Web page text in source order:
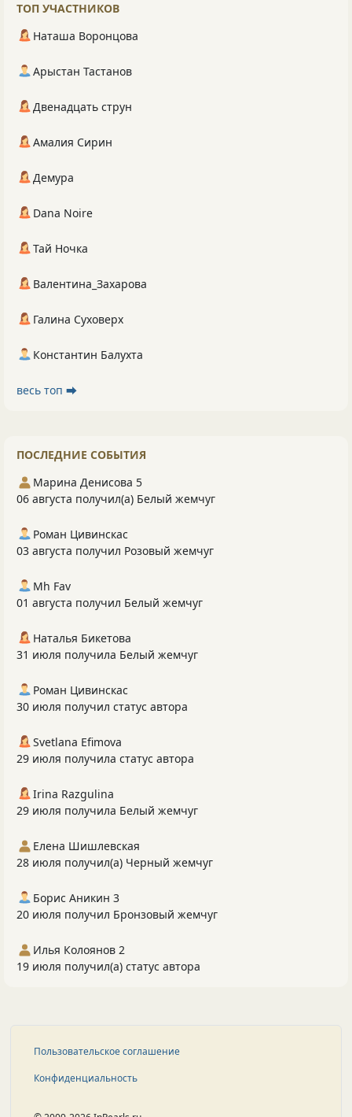
ТОП УЧАСТНИКОВ
Наташа Воронцова
Арыстан Тастанов
Двенадцать струн
Амалия Сирин
Демура
Dana Noire
Тай Ночка
Валентина_Захарова
Галина Суховерх
Константин Балухта
весь топ ⮕
ПОСЛЕДНИЕ СОБЫТИЯ
Марина Денисова 5
06 августа получил(а) Белый жемчуг
Роман Цивинскас
03 августа получил Розовый жемчуг
Mh Fav
01 августа получил Белый жемчуг
Наталья Бикетова
31 июля получила Белый жемчуг
Роман Цивинскас
30 июля получил статус автора
Svetlana Efimova
29 июля получила статус автора
Irina Razgulina
29 июля получила Белый жемчуг
Елена Шишлевская
28 июля получил(а) Черный жемчуг
Борис Аникин 3
20 июля получил Бронзовый жемчуг
Илья Колоянов 2
19 июля получил(а) статус автора
Пользовательское соглашение
Конфиденциальность